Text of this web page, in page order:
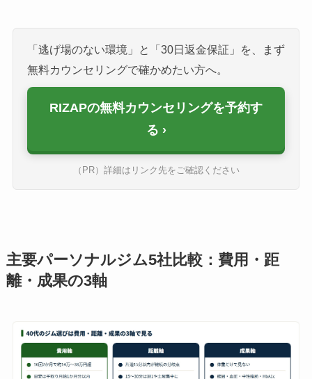
「逃げ場のない環境」と「30日返金保証」を、まず
無料カウンセリングで確かめたい方へ。
RIZAPの無料カウンセリングを予約す
る
（PR）詳細はリンク先をご確認ください
主要パーソナルジム5社比較：費用・距
離・成果の3軸